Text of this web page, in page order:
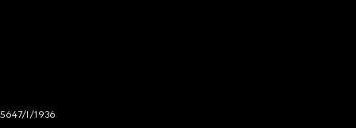
I/1936